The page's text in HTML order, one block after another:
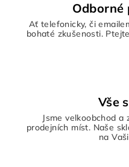
Odborné
Ať telefonicky, či
bohaté zkušenosti.
Vše
Jsme velkoobchod a
prodejních míst. Naše
na